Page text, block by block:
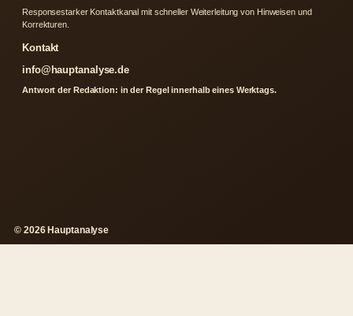
Responsestarker Kontaktkanal mit schneller Weiterleitung von Hinweisen und
Korrekturen.
Kontakt
info@hauptanalyse.de
Antwort der Redaktion: in der Regel innerhalb eines Werktags.
© 2026 Hauptanalyse